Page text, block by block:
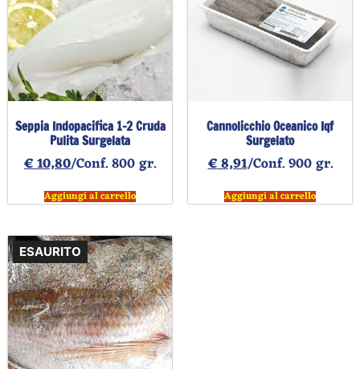
Seppia Indopacifica 1-2 Cruda
Pulita Surgelata
€10,80/Conf. 800 gr.
Aggiungi al carrello
Cannolicchio Oceanico Iqf
Surgelato
€8,91/Conf. 900 gr.
Aggiungi al carrello
ESAURITO